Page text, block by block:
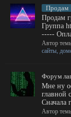
Продам
Продам
Группа
-----
Автор
сайты,
Форум
Мне ну
главной
Сначала
Автор